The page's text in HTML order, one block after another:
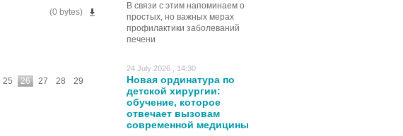
В связи с этим напоминаем о
простых, но важных мерах
профилактики заболеваний
печени
24 July 2026 , 14:30
Новая ординатура по
детской хирургии:
обучение, которое
отвечает вызовам
современной медицины
(0 bytes)
25 26 27 28
29